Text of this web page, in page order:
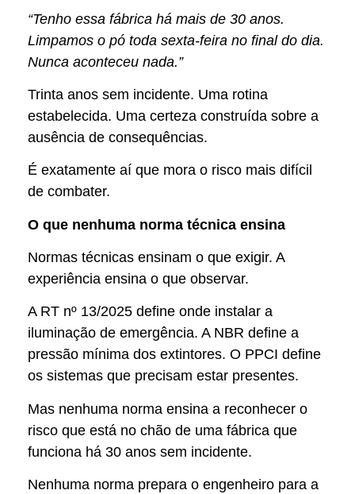
“Tenho essa fábrica há mais de 30 anos.
Limpamos o pó toda sexta-feira no final do dia.
Nunca aconteceu nada.”
Trinta anos sem incidente. Uma rotina
estabelecida. Uma certeza construída sobre a
ausência de consequências.
É exatamente aí que mora o risco mais difícil
de combater.
O que nenhuma norma técnica ensina
Normas técnicas ensinam o que exigir. A
experiência ensina o que observar.
A RT nº 13/2025 define onde instalar a
iluminação de emergência. A NBR define a
pressão mínima dos extintores. O PPCI define
os sistemas que precisam estar presentes.
Mas nenhuma norma ensina a reconhecer o
risco que está no chão de uma fábrica que
funciona há 30 anos sem incidente.
Nenhuma norma prepara o engenheiro para a